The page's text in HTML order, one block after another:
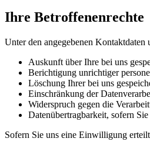
Ihre Betroffenenrechte
Unter den angegebenen Kontaktdaten
Auskunft über Ihre bei uns
Berichtigung unrichtiger
Löschung Ihrer bei uns
Einschränkung der
Widerspruch gegen die
Datenübertragbarkeit, sofern
Sofern Sie uns eine Einwilligung